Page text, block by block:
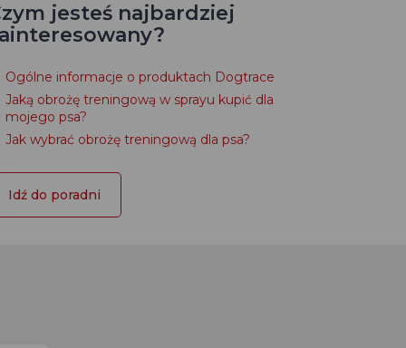
jesteś najbardziej
Ogólne informacje o produktach Dogtrace
Jaką obrożę treningową w sprayu kupić dla
mojego psa?
Jak wybrać obrożę treningową dla psa?
Idź do poradni